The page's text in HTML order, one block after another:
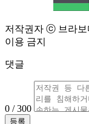
저작권자 ⓒ 브라보
이용 금지
댓글
0 / 300